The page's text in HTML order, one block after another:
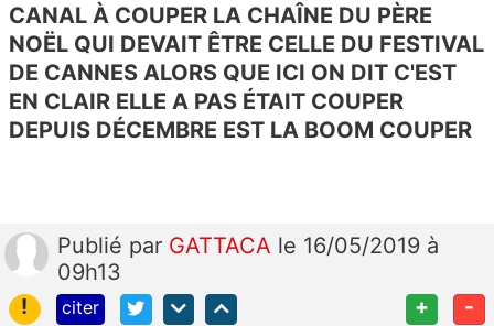
CANAL À COUPER LA CHAÎNE DU PÈRE
NOËL QUI DEVAIT ÊTRE CELLE DU FESTIVAL
DE CANNES ALORS QUE ICI ON DIT C'EST
EN CLAIR ELLE A PAS ÉTAIT COUPER
DEPUIS DÉCEMBRE EST LA BOOM COUPER
Publié par GATTACA le 16/05/2019 à
09h13
!
citer + -